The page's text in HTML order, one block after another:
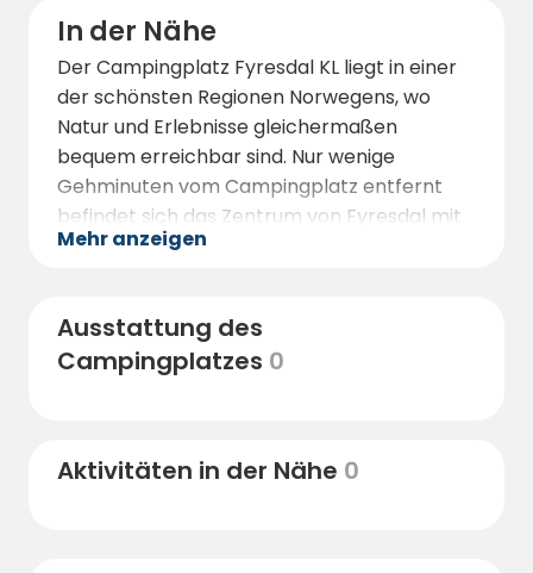
In der Nähe
Der Campingplatz Fyresdal KL liegt in einer
der schönsten Regionen Norwegens, wo
Natur und Erlebnisse gleichermaßen
bequem erreichbar sind. Nur wenige
Gehminuten vom Campingplatz entfernt
befindet sich das Zentrum von Fyresdal mit
Geschäften, Restaurants und Cafés – ideal
täglichen Bedarfs.
Die Gegend bietet vielfältige
Umgebung zu Fuß oder mit dem Fahrrad.
Mehr anzeigen
Ausstattung des
Campingplatzes 0
Aktivitäten in der Nähe 0